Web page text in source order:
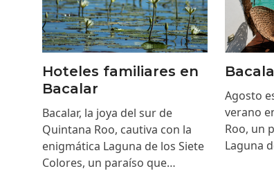
Hoteles familiares en
Bacalar
Bacalar, la joya del sur de
Quintana Roo, cautiva con la
enigmática Laguna de los Siete
Colores, un paraíso que…
Agosto
verano
Roo, un
Laguna